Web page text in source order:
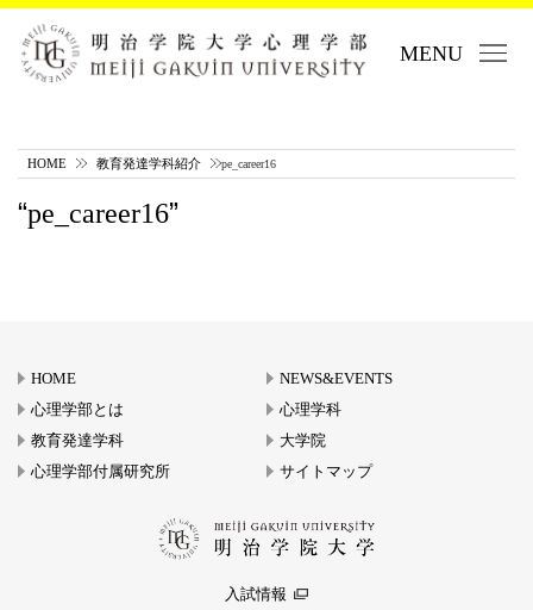
MENU
HOME 教育発達学科紹介 pe_career16
pe_career16
HOME
NEWS&EVENTS
心理学部とは
心理学科
教育発達学科
大学院
心理学部付属研究所
サイトマップ
入試情報